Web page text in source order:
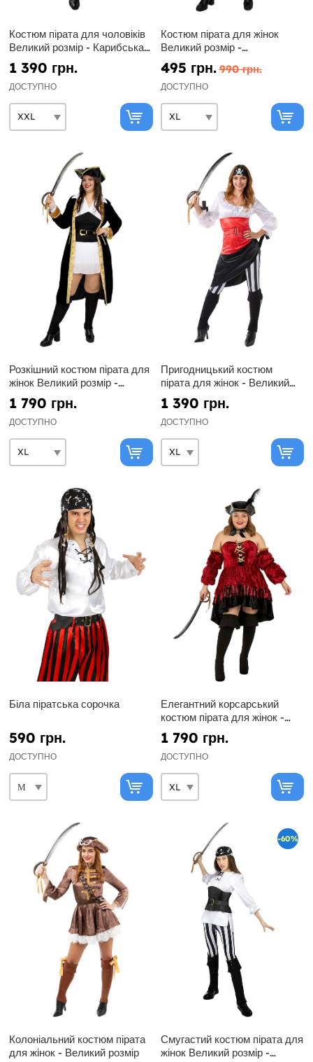
Костюм пірата для чоловіків
Великий розмір - Карибська
колекція
1 390 грн.
ДОСТУПНО
Костюм пірата для жінок
Великий розмір -
Буканьєрська колекція
495 грн. 990 грн.
ДОСТУПНО
Розкішний костюм пірата для
жінок Великий розмір -
Колоніальна колекція
1 790 грн.
ДОСТУПНО
Пригодницький костюм
пірата для жінок - Великий
розмір
1 390 грн.
ДОСТУПНО
Біла піратська сорочка
590 грн.
ДОСТУПНО
Елегантний корсарський
костюм пірата для жінок -
Великий розмір
1 790 грн.
ДОСТУПНО
Колоніальний костюм пірата
для жінок - Великий розмір
-60%
Смугастий костюм пірата для
жінок Великий розмір -